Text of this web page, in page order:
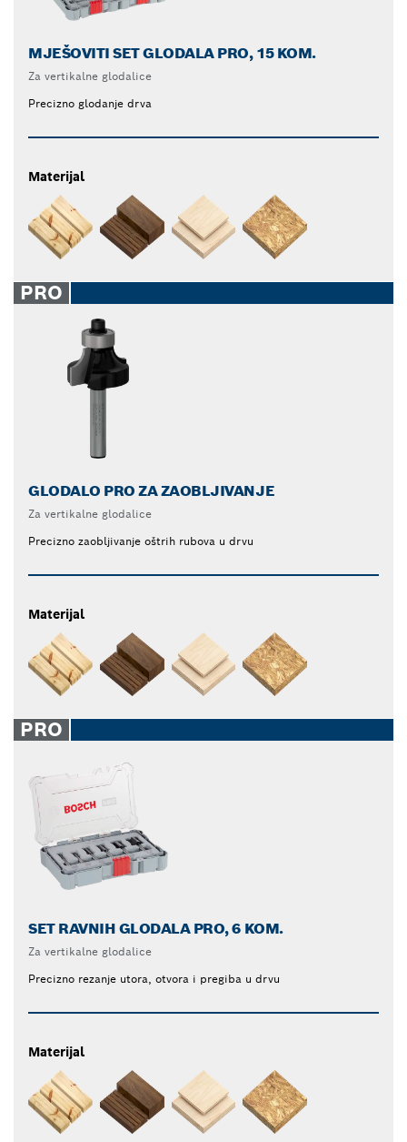
MJEŠOVITI SET GLODALA PRO, 15 KOM.
Za vertikalne glodalice
Precizno glodanje drva
Materijal
PRO
GLODALO PRO ZA ZAOBLJIVANJE
Za vertikalne glodalice
Precizno zaobljivanje oštrih rubova u drvu
Materijal
PRO
SET RAVNIH GLODALA PRO, 6 KOM.
Za vertikalne glodalice
Precizno rezanje utora, otvora i pregiba u drvu
Materijal